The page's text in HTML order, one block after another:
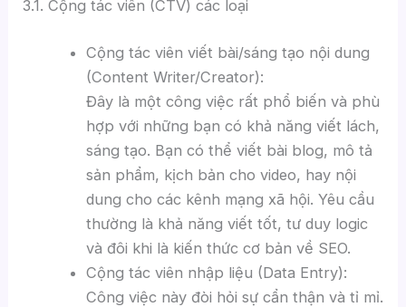
3.1. Cộng tác viên (CTV) các loại
Cộng tác viên viết bài/sáng tạo nội dung
(Content Writer/Creator):
Đây là một công việc rất phổ biến và phù
hợp với những bạn có khả năng viết lách,
sáng tạo. Bạn có thể viết bài blog, mô tả
sản phẩm, kịch bản cho video, hay nội
dung cho các kênh mạng xã hội. Yêu cầu
thường là khả năng viết tốt, tư duy logic
và đôi khi là kiến thức cơ bản về SEO.
Cộng tác viên nhập liệu (Data Entry):
Công việc này đòi hỏi sự cẩn thận và tỉ mỉ.